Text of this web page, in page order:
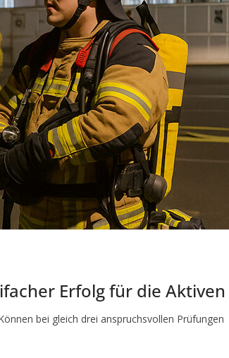
Erfolg für die Aktiven
bei gleich drei anspruchsvollen Prüfungen